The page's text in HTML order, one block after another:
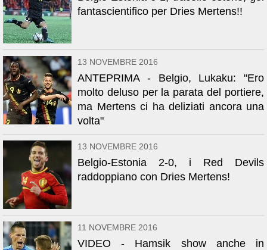
fantascientifico per Dries Mertens!!
13 NOVEMBRE 2016
ANTEPRIMA - Belgio, Lukaku: "Ero
molto deluso per la parata del portiere,
ma Mertens ci ha deliziati ancora una
volta"
13 NOVEMBRE 2016
Belgio-Estonia 2-0, i Red Devils
raddoppiano con Dries Mertens!
11 NOVEMBRE 2016
VIDEO - Hamsik show anche in